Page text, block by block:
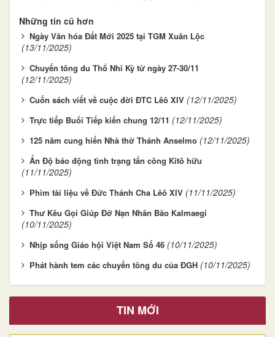
Những tin cũ hơn
Ngày Văn hóa Đất Mới 2025 tại TGM Xuân Lộc
(13/11/2025)
Chuyến tông du Thổ Nhĩ Kỳ từ ngày 27-30/11
(12/11/2025)
Cuốn sách viết về cuộc đời ĐTC Lêô XIV (12/11/2025)
Trực tiếp Buổi Tiếp kiến chung 12/11 (12/11/2025)
125 năm cung hiến Nhà thờ Thánh Anselmo (12/11/2025)
Ấn Độ báo động tình trạng tấn công Kitô hữu
(11/11/2025)
Phim tài liệu về Đức Thánh Cha Lêô XIV (11/11/2025)
Thư Kêu Gọi Giúp Đỡ Nạn Nhân Bão Kalmaegi
(10/11/2025)
Nhịp sống Giáo hội Việt Nam Số 46 (10/11/2025)
Phát hành tem các chuyến tông du của ĐGH (10/11/2025)
TIN MỚI